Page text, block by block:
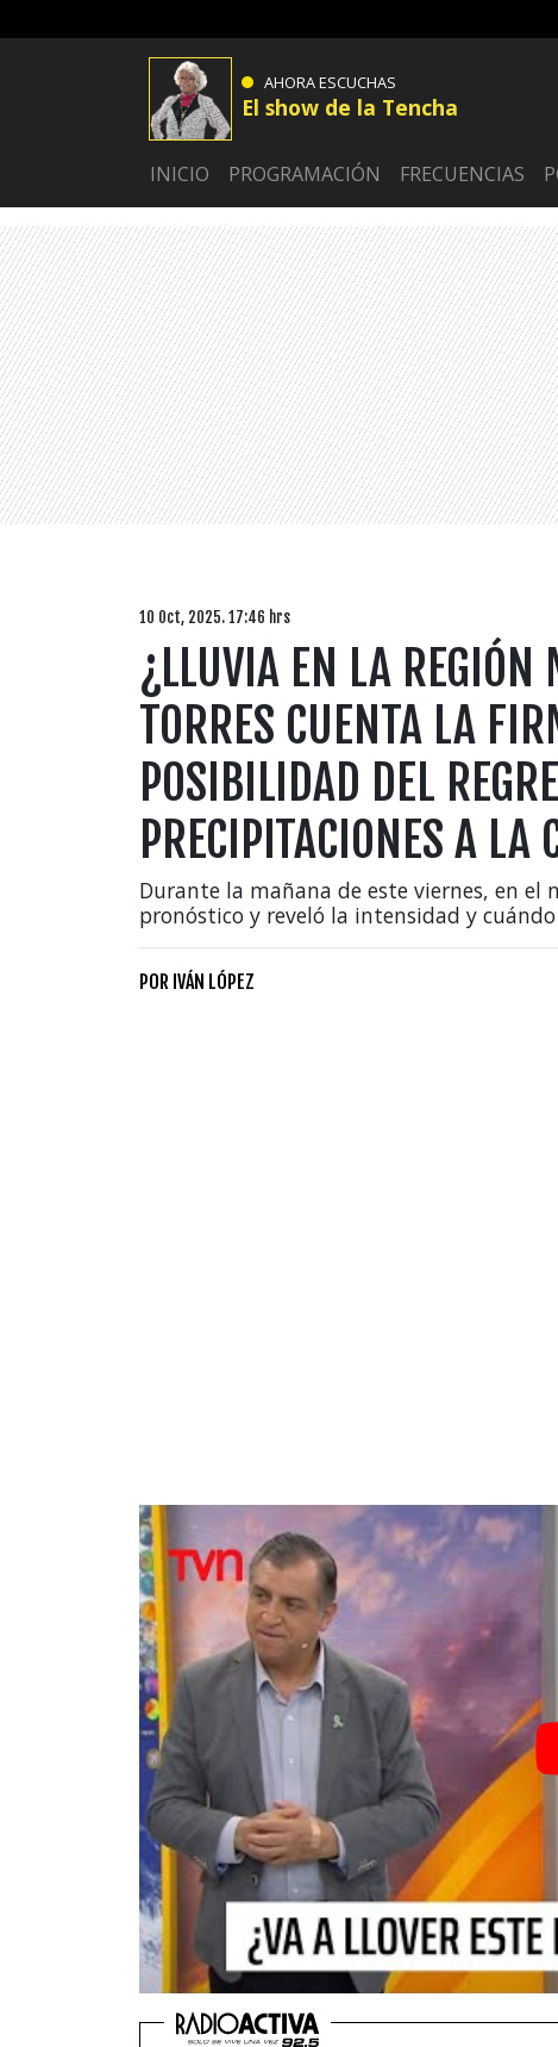
AHORA ESCUCHAS
El show de la Tencha
INICIO PROGRAMACIÓN FRECUENCIAS
10 Oct, 2025. 17:46 hrs
¿LLUVIA EN LA REGIÓN
TORRES CUENTA LA
POSIBILIDAD DEL
PRECIPITACIONES A LA
Durante la mañana de este viernes, en el
pronóstico y reveló la intensidad y
POR IVÁN LÓPEZ